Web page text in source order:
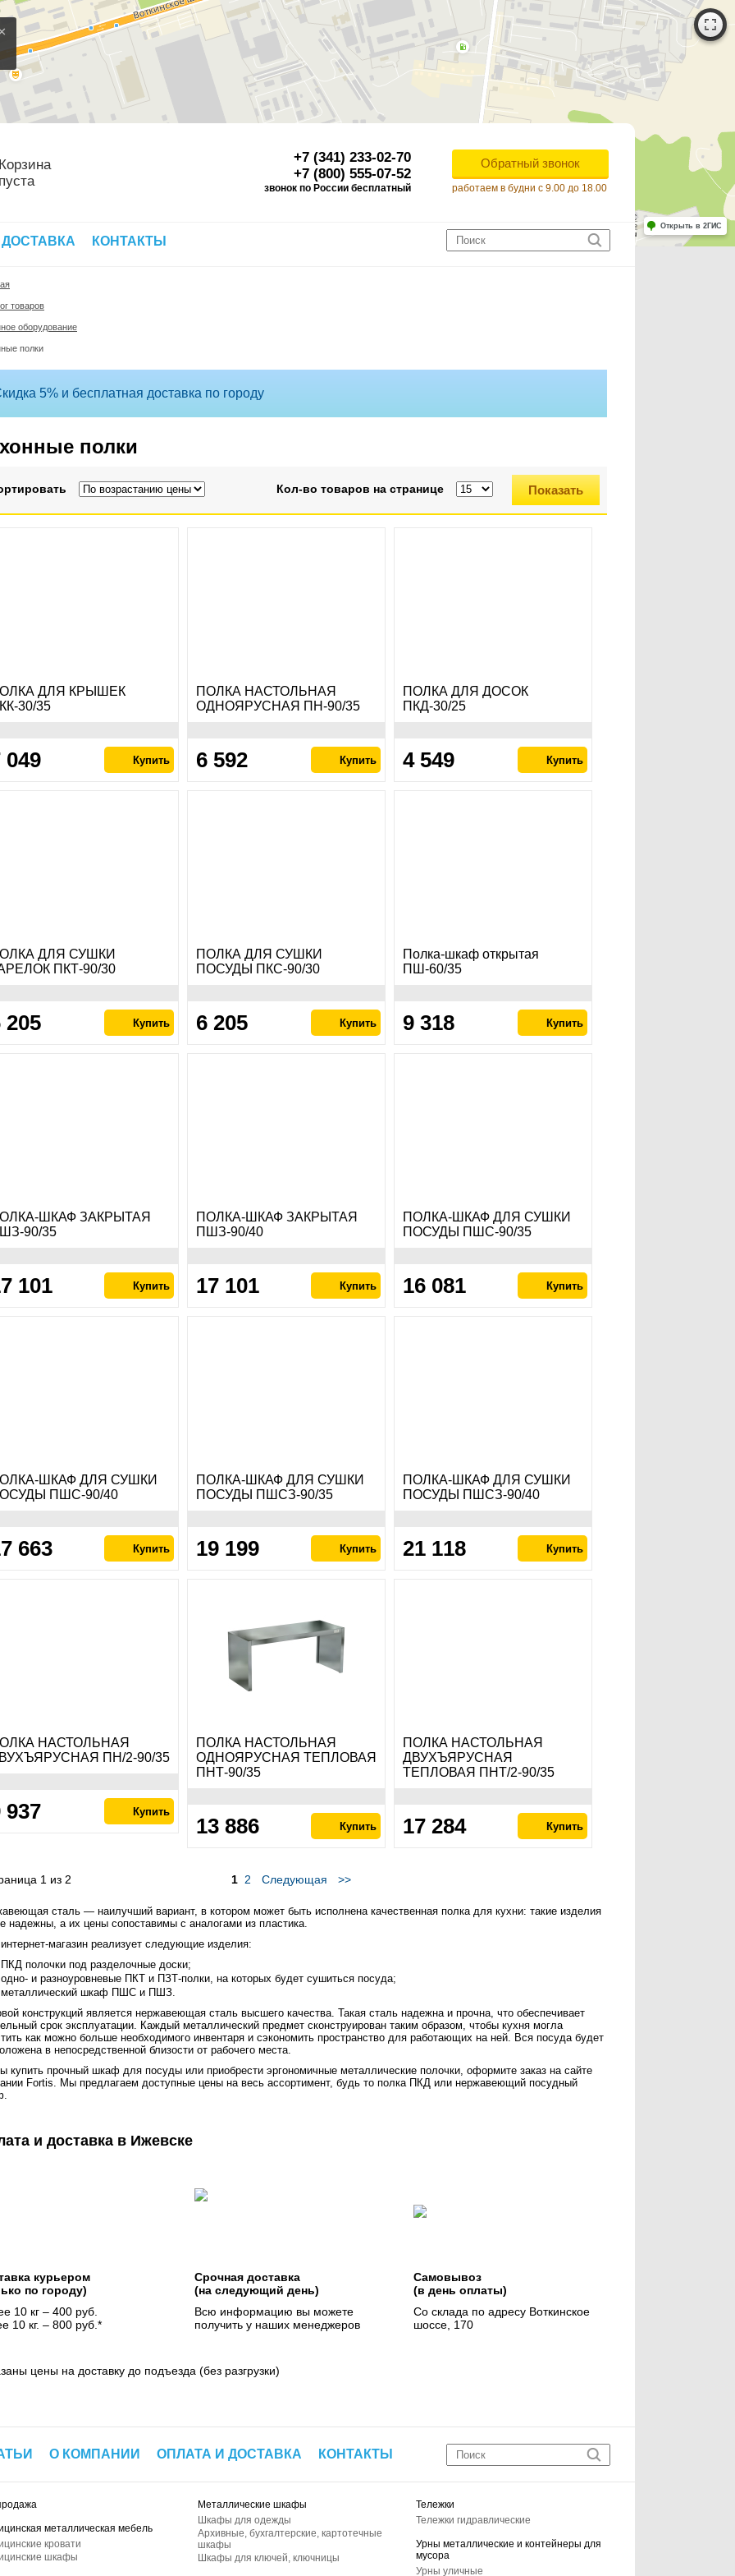
Работает на API 2ГИС
Лицензионное соглашение
Для корректной работы Raster JS API нужен ключ. Помощь: api@2gis.ru
Открыть в 2ГИС
Корзина
пуста
+7 (341) 233-02-70
+7 (800) 555-07-52
звонок по России бесплатный
Обратный звонок
работаем в будни с 9.00 до 18.00
КОНТАКТЫ
товаров
оборудование
полки
5% и бесплатная доставка по городу
полки
Кол-во товаров на странице
ДЛЯ КРЫШЕК
30/35
049
ПОЛКА НАСТОЛЬНАЯ
ОДНОЯРУСНАЯ ПН-90/35
6 592
ПОЛКА ДЛЯ ДОСОК
ПКД-30/25
4 549
ДЛЯ СУШКИ
ПКТ-90/30
205
ПОЛКА ДЛЯ СУШКИ
ПОСУДЫ ПКС-90/30
6 205
Полка-шкаф открытая
ПШ-60/35
9 318
ШКАФ ЗАКРЫТАЯ
90/35
101
ПОЛКА-ШКАФ ЗАКРЫТАЯ
ПШЗ-90/40
17 101
ПОЛКА-ШКАФ ДЛЯ СУШКИ
ПОСУДЫ ПШС-90/35
16 081
ШКАФ ДЛЯ СУШКИ
ПШС-90/40
663
ПОЛКА-ШКАФ ДЛЯ СУШКИ
ПОСУДЫ ПШСЗ-90/35
19 199
ПОЛКА-ШКАФ ДЛЯ СУШКИ
ПОСУДЫ ПШСЗ-90/40
21 118
НАСТОЛЬНАЯ
ПН/2-90/35
937
ПОЛКА НАСТОЛЬНАЯ
ОДНОЯРУСНАЯ ТЕПЛОВАЯ
ПНТ-90/35
13 886
ПОЛКА НАСТОЛЬНАЯ
ДВУХЪЯРУСНАЯ
ТЕПЛОВАЯ ПНТ/2-90/35
17 284
1 из 2 1 2 Следующая >>
сталь — наилучший вариант, в котором может быть исполнена качественная полка для кухни: такие изделия
надежны, а их цены сопоставимы с аналогами из пластика.
магазин реализует следующие изделия:
ПКД полочки под разделочные доски;
одно- и разноуровневые ПКТ и ПЗТ-полки, на которых будет сушиться посуда;
металлический шкаф ПШС и ПШЗ.
конструкций является нержавеющая сталь высшего качества. Такая сталь надежна и прочна, что обеспечивает
срок эксплуатации. Каждый металлический предмет сконструирован таким образом, чтобы кухня могла
как можно больше необходимого инвентаря и сэкономить пространство для работающих на ней. Вся посуда будет
в непосредственной близости от рабочего места.
купить прочный шкаф для посуды или приобрести эргономичные металлические полочки, оформите заказ на сайте
Fortis. Мы предлагаем доступные цены на весь ассортимент, будь то полка ПКД или нержавеющий посудный
и доставка в Ижевске
курьером
по городу)
10 кг – 400 руб.
10 кг. – 800 руб.*
Срочная доставка
(на следующий день)
Всю информацию вы можете
получить у наших менеджеров
Самовывоз
(в день оплаты)
Со склада по адресу Воткинское
шоссе, 170
цены на доставку до подъезда (без разгрузки)
О КОМПАНИИ ОПЛАТА И ДОСТАВКА КОНТАКТЫ
металлическая мебель
кровати
шкафы
Металлические шкафы
Шкафы для одежды
Архивные, бухгалтерские, картотечные
шкафы
Шкафы для ключей, ключницы
Тележки
Тележки гидравлические
Урны металлические и контейнеры для
мусора
Урны уличные